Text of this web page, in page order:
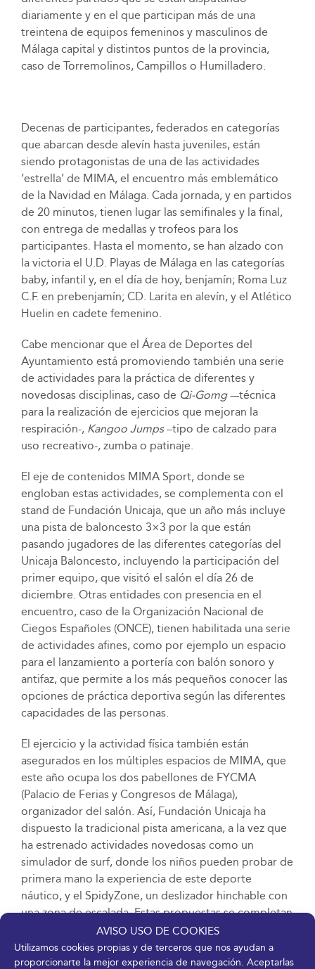
AVISO USO DE COOKIES
Utilizamos cookies propias y de terceros que nos ayudan a
proporcionarte la mejor experiencia de navegación. Aceptarlas
diariamente y en el que participan más de una
treintena de equipos femeninos y masculinos de
Málaga capital y distintos puntos de la provincia,
caso de Torremolinos, Campillos o Humilladero.
Decenas de participantes, federados en categorías
que abarcan desde alevín hasta juveniles, están
siendo protagonistas de una de las actividades
‘estrella’ de MIMA, el encuentro más emblemático
de la Navidad en Málaga. Cada jornada, y en partidos
de 20 minutos, tienen lugar las semifinales y la final,
con entrega de medallas y trofeos para los
participantes. Hasta el momento, se han alzado con
la victoria el U.D. Playas de Málaga en las categorías
baby, infantil y, en el día de hoy, benjamín; Roma Luz
C.F. en prebenjamín; CD. Larita en alevín, y el Atlético
Huelin en cadete femenino.
Cabe mencionar que el Área de Deportes del
Ayuntamiento está promoviendo también una serie
de actividades para la práctica de diferentes y
novedosas disciplinas, caso de Qi-Gomg-–técnica
para la realización de ejercicios que mejoran la
respiración-, Kangoo Jumps–tipo de calzado para
uso recreativo-, zumba o patinaje.
El eje de contenidos MIMA Sport, donde se
engloban estas actividades, se complementa con el
stand de Fundación Unicaja, que un año más incluye
una pista de baloncesto 3×3 por la que están
pasando jugadores de las diferentes categorías del
Unicaja Baloncesto, incluyendo la participación del
primer equipo, que visitó el salón el día 26 de
diciembre. Otras entidades con presencia en el
encuentro, caso de la Organización Nacional de
Ciegos Españoles (ONCE), tienen habilitada una serie
de actividades afines, como por ejemplo un espacio
para el lanzamiento a portería con balón sonoro y
antifaz, que permite a los más pequeños conocer las
opciones de práctica deportiva según las diferentes
capacidades de las personas.
El ejercicio y la actividad física también están
asegurados en los múltiples espacios de MIMA, que
este año ocupa los dos pabellones de FYCMA
(Palacio de Ferias y Congresos de Málaga),
organizador del salón. Así, Fundación Unicaja ha
dispuesto la tradicional pista americana, a la vez que
ha estrenado actividades novedosas como un
simulador de surf, donde los niños pueden probar de
primera mano la experiencia de este deporte
náutico, y el SpidyZone, un deslizador hinchable con
una zona de escalada. Estas propuestas se completan
con la instalación de 16jumpingsy espacios de más
de 30 metros cuadrados tipoWipe Outque recrean
divertidos entornos con retos y obstáculos.